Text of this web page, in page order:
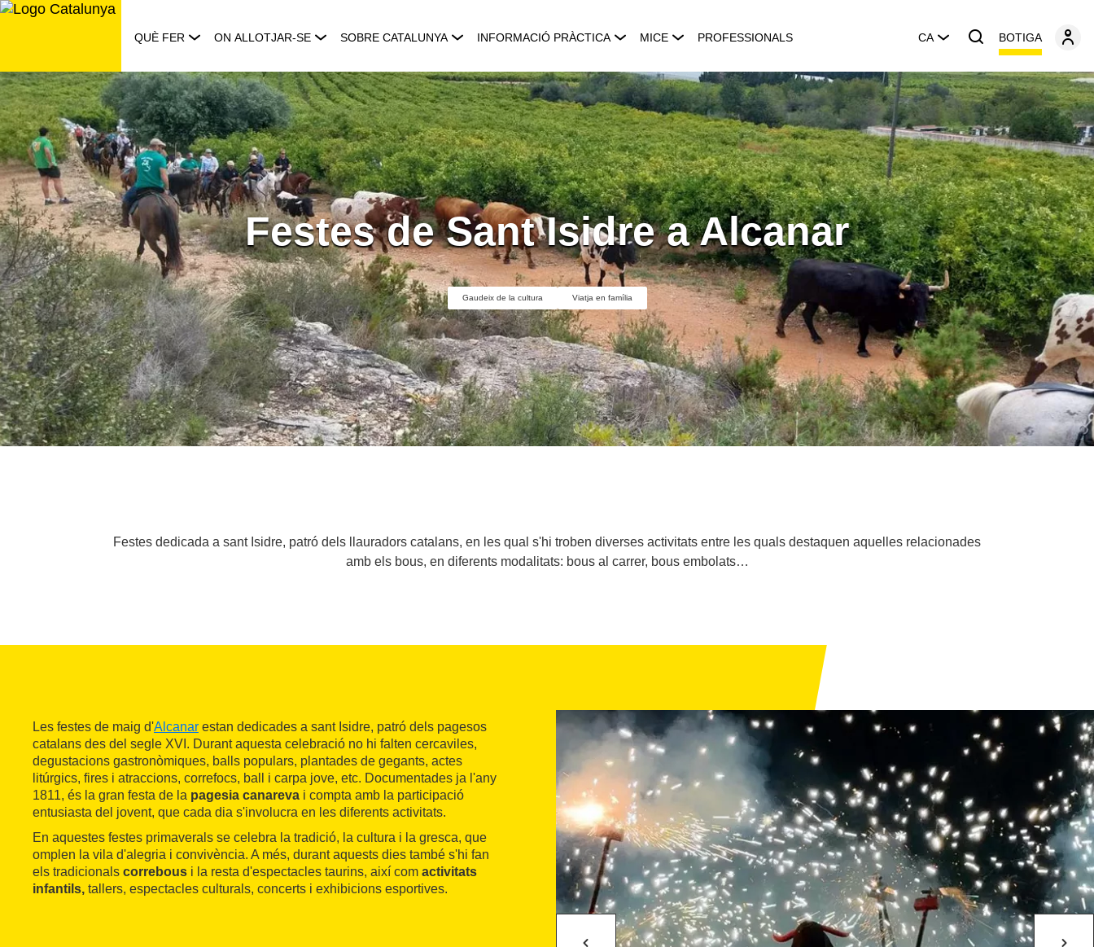
Saltar
QUÈ FER ON ALLOTJAR-SE SOBRE CATALUNYA INFORMACIÓ PRÀCTICA MICE PROFESSIONALS CA BOTIGA
Festes de Sant Isidre a Alcanar
Gaudeix de la cultura Viatja en família
Festes dedicada a sant Isidre, patró dels llauradors catalans, en les qual s'hi troben diverses activitats entre les quals destaquen aquelles relacionades
amb els bous, en diferents modalitats: bous al carrer, bous embolats…
Les festes de maig d'Alcanar estan dedicades a sant Isidre, patró dels pagesos
catalans des del segle XVI. Durant aquesta celebració no hi falten cercaviles,
degustacions gastronòmiques, balls populars, plantades de gegants, actes
litúrgics, fires i atraccions, correfocs, ball i carpa jove, etc. Documentades ja l'any
1811, és la gran festa de la pagesia canareva i compta amb la participació
entusiasta del jovent, que cada dia s'involucra en les diferents activitats.
En aquestes festes primaverals se celebra la tradició, la cultura i la gresca, que
omplen la vila d'alegria i convivència. A més, durant aquests dies també s'hi fan
els tradicionals correbous i la resta d'espectacles taurins, així com activitats
infantils, tallers, espectacles culturals, concerts i exhibicions esportives.